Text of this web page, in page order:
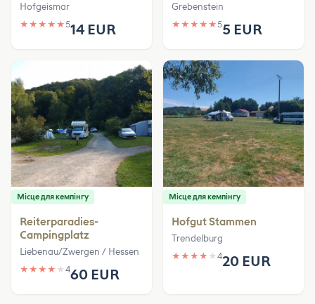
Hofgeismar
★ ★ ★ ★ ★514 EUR
Grebenstein
★ ★ ★ ★ ★55 EUR
Місце для кемпінгу
Reiterparadies-
Campingplatz
Liebenau/Zwergen / Hessen
★ ★ ★ ★ ★ 460 EUR
Місце для кемпінгу
Hofgut Stammen
Trendelburg
★ ★ ★ ★ ★ 420 EUR